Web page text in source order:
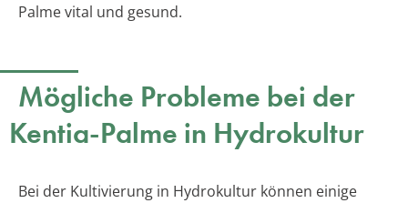
Palme vital und gesund.
Mögliche Probleme bei der
Kentia-Palme in Hydrokultur
Bei der Kultivierung in Hydrokultur können einige